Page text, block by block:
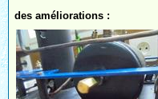
des améliorations :